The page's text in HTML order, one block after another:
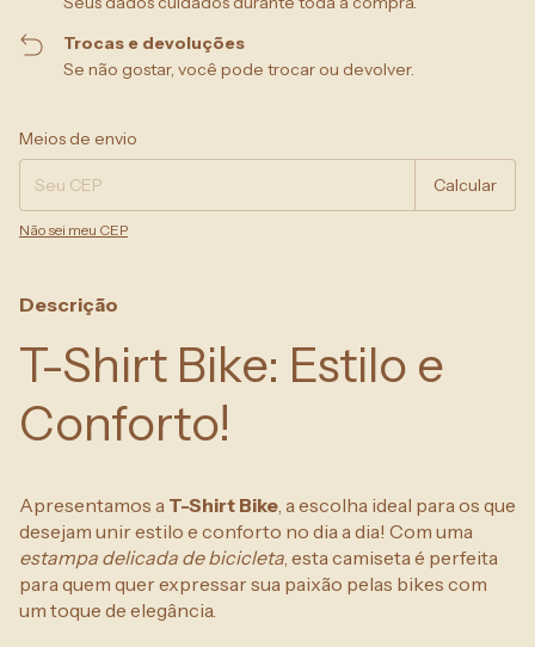
Trocas e devoluções
Se não gostar, você pode trocar ou devolver.
Entregas para o CEP:
Meios de envio
Calcular
Não sei meu CEP
Descrição
T-Shirt Bike: Estilo e
Conforto!
Apresentamos a T-Shirt Bike, a escolha ideal para os que
desejam unir estilo e conforto no dia a dia! Com uma
estampa delicada de bicicleta, esta camiseta é perfeita
para quem quer expressar sua paixão pelas bikes com
um toque de elegância.